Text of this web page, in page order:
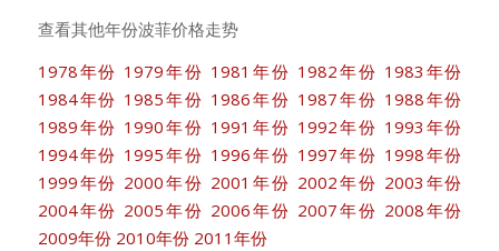
查看其他年份波菲价格走势
1978年份 1979年份 1981年份 1982年份 1983年份
1984年份 1985年份 1986年份 1987年份 1988年份
1989年份 1990年份 1991年份 1992年份 1993年份
1994年份 1995年份 1996年份 1997年份 1998年份
1999年份 2000年份 2001年份 2002年份 2003年份
2004年份 2005年份 2006年份 2007年份 2008年份
2009年份 2010年份 2011年份